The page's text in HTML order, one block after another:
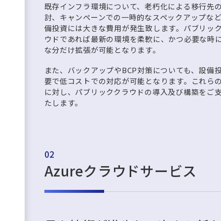
既存インフラ環境について、老朽化による移行先
討、キャンペーンでの一時的なスペックアップな
備投資には大きな費用が発生致します。パブリッ
ウドであれば最新の環境を柔軟に、かつ必要な時
な分だけ拡張が可能となります。
また、バックアップやBCP対策についても、設備
要で低コストでの対応が可能となります。これら
に対し、パブリッククラウドの導入及び構築をご
たします。
02
Azureクラウドサービス